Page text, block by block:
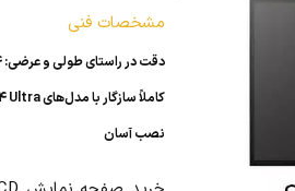
مشخصات فنی
دقت در راستای طولی و عرضی: 14 و 19 میکرون
کاملاً سازگار با مدل‌های 16k Saturn 4 Ultra
نصب آسان